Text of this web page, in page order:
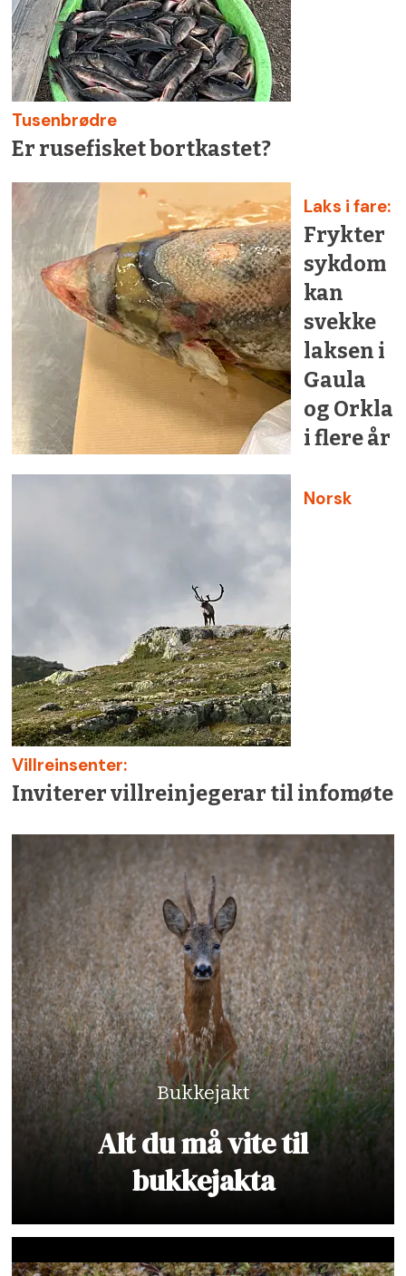
Tusenbrødre
Er rusefisket bortkastet?
Laks i fare:
Frykter
sykdom
kan
svekke
laksen i
Gaula
og Orkla
i flere år
Norsk
Villreinsenter:
Inviterer villreinjegerar til infomøte
Bukkejakt
Alt du må vite til
bukkejakta